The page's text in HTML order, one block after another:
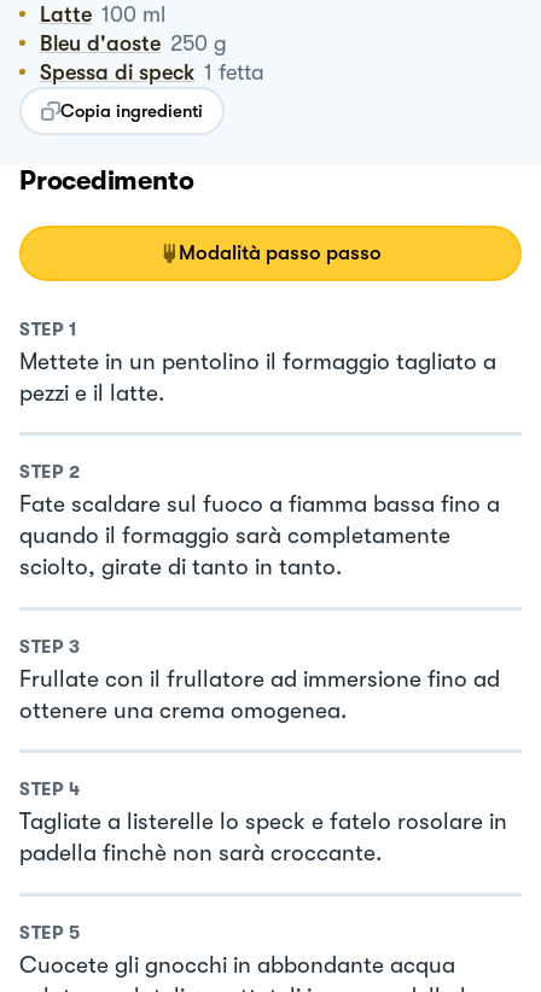
Latte 100 ml
Bleu d'aoste 250 g
Spessa di speck 1 fetta
Copia ingredienti
Procedimento
Modalità passo passo
STEP 1
Mettete in un pentolino il formaggio tagliato a
pezzi e il latte.
STEP 2
Fate scaldare sul fuoco a fiamma bassa fino a
quando il formaggio sarà completamente
sciolto, girate di tanto in tanto.
STEP 3
Frullate con il frullatore ad immersione fino ad
ottenere una crema omogenea.
STEP 4
Tagliate a listerelle lo speck e fatelo rosolare in
padella finchè non sarà croccante.
STEP 5
Cuocete gli gnocchi in abbondante acqua